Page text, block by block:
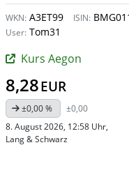
WKN: A3ET99 ISIN:
User: Tom31
Kurs Aegon
8,28EUR
±0,00 %
±0,00
8. August 2026, 12:58 Uhr,
Lang & Schwarz